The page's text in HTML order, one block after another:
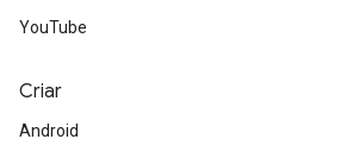
YouTube
Criar
Android